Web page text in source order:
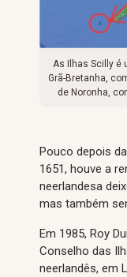
As Ilhas Scilly é
Grã-Bretanha,
de Noronha,
Pouco depois
1651, houve a
neerlandesa
mas também
Em 1985, Roy
Conselho das
neerlandês, em